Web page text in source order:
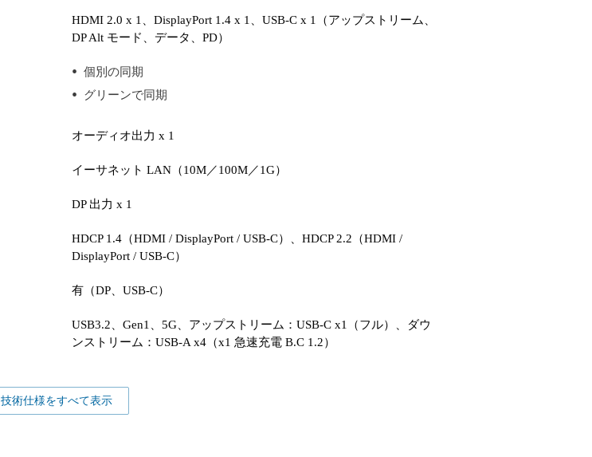
HDMI 2.0 x 1、DisplayPort 1.4 x 1、USB-C x 1（アップストリーム、
DP Alt モード、データ、PD）
個別の同期
グリーンで同期
オーディオ出力 x 1
イーサネット LAN（10M／100M／1G）
DP 出力 x 1
HDCP 1.4（HDMI / DisplayPort / USB-C）、HDCP 2.2（HDMI /
DisplayPort / USB-C）
有（DP、USB-C）
USB3.2、Gen1、5G、アップストリーム：USB-C x1（フル）、ダウ
ンストリーム：USB-A x4（x1 急速充電 B.C 1.2）
技術仕様をすべて表示